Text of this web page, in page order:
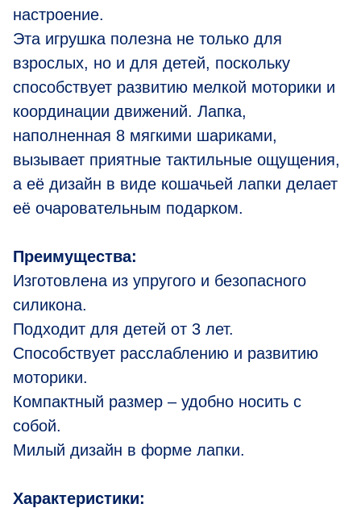
настроение.
Эта игрушка полезна не только для
взрослых, но и для детей, поскольку
способствует развитию мелкой моторики и
координации движений. Лапка,
наполненная 8 мягкими шариками,
вызывает приятные тактильные ощущения,
а её дизайн в виде кошачьей лапки делает
её очаровательным подарком.
Преимущества:
Изготовлена из упругого и безопасного
силикона.
Подходит для детей от 3 лет.
Способствует расслаблению и развитию
моторики.
Компактный размер – удобно носить с
собой.
Милый дизайн в форме лапки.
Характеристики: